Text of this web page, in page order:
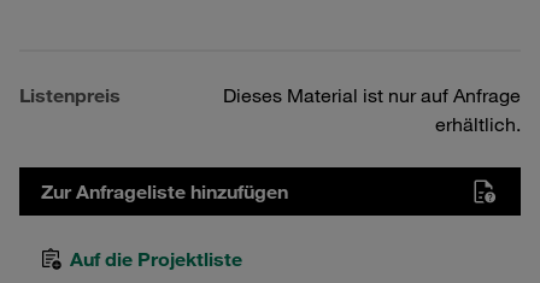
Listenpreis
Dieses Material ist nur auf Anfrage
erhältlich.
Zur Anfrageliste hinzufügen
Auf die Projektliste